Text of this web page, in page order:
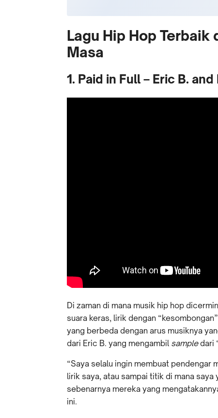
Lagu Hip Hop Terbaik
Masa
1. Paid in Full – Eric B. and
Di zaman di mana musik hip hop
suara keras, lirik dengan
yang berbeda dengan arus musiknya
dari Eric B. yang mengambil sampledari
“Saya selalu ingin membuat pendengar
lirik saya, atau sampai titik di mana saya
sebenarnya mereka yang
ini.